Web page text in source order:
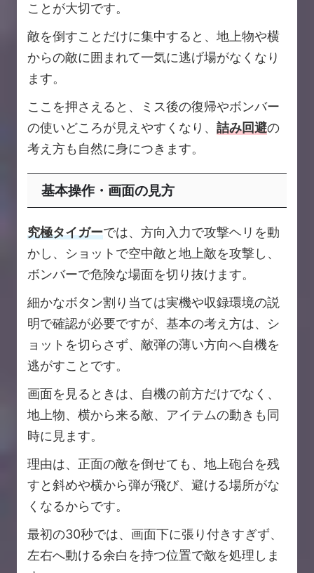
ことが大切です。
敵を倒すことだけに集中すると、地上物や横
からの敵に囲まれて一気に逃げ場がなくなり
ます。
ここを押さえると、ミス後の復帰やボンバー
の使いどころが見えやすくなり、 詰み回避の
考え方も自然に身につきます。
基本操作・画面の見方
究極タイガーでは、方向入力で攻撃ヘリを動
かし、ショットで空中敵と地上敵を攻撃し、
ボンバーで危険な場面を切り抜けます。
細かなボタン割り当ては実機や収録環境の説
明で確認が必要ですが、基本の考え方は、シ
ョットを切らさず、敵弾の薄い方向へ自機を
逃がすことです。
画面を見るときは、自機の前方だけでなく、
地上物、横から来る敵、アイテムの動きも同
時に見ます。
理由は、正面の敵を倒せても、地上砲台を残
すと斜めや横から弾が飛び、避ける場所がな
くなるからです。
最初の30秒では、画面下に張り付きすぎず、
左右へ動ける余白を持つ位置で敵を処理しま